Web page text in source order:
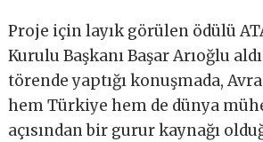
Proje için layık görülen ödülü
Kurulu Başkanı Başar Arıoğlu
törende yaptığı konuşmada,
hem Türkiye hem de dünya
açısından bir gurur kaynağı